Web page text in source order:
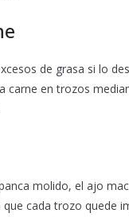
de grasa si lo
en trozos
molido, el ajo
cada trozo quede